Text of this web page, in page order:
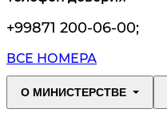
+99871 200-06-00;
ВСЕ НОМЕРА
О МИНИСТЕРСТВЕ